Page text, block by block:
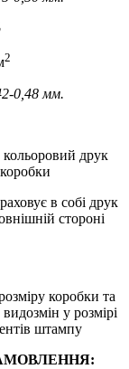
2
0,48 мм.
друк
в собі друк
стороні
коробки та
у розмірі
штампу